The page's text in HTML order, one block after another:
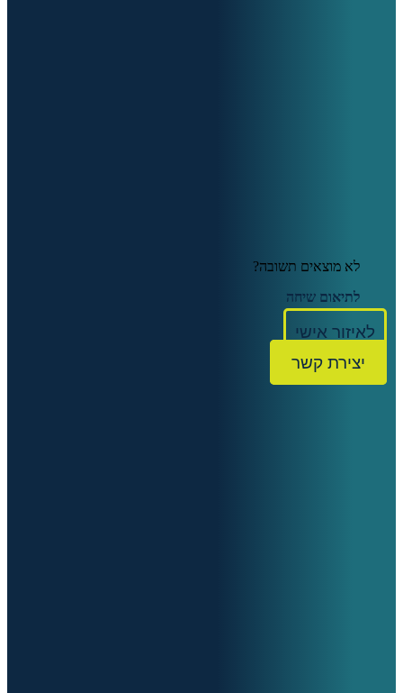
לא מוצאים תשובה?
לתיאום שיחה
לאיזור אישי
יצירת קשר